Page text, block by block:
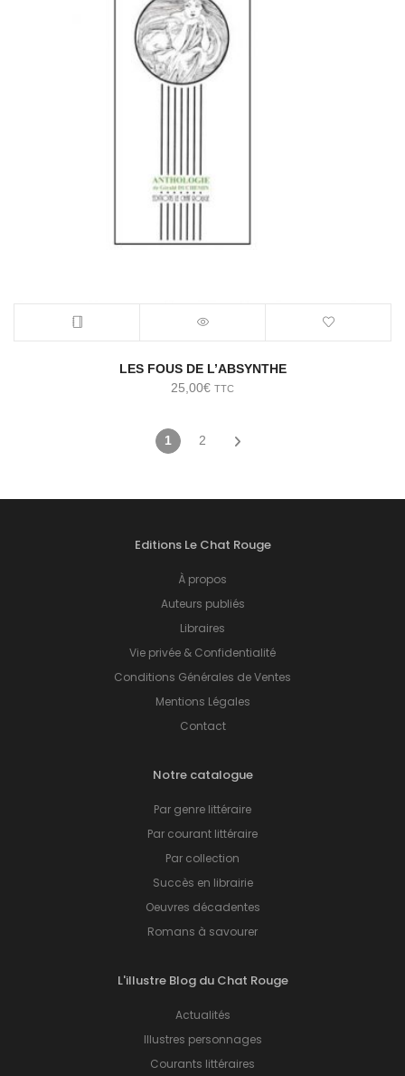
LES FOUS DE L’ABSYNTHE
25,00€ TTC
1 2
Editions Le Chat Rouge
À propos
Auteurs publiés
Libraires
Vie privée & Confidentialité
Conditions Générales de Ventes
Mentions Légales
Contact
Notre catalogue
Par genre littéraire
Par courant littéraire
Par collection
Succès en librairie
Oeuvres décadentes
Romans à savourer
L'illustre Blog du Chat Rouge
Actualités
Illustres personnages
Courants littéraires